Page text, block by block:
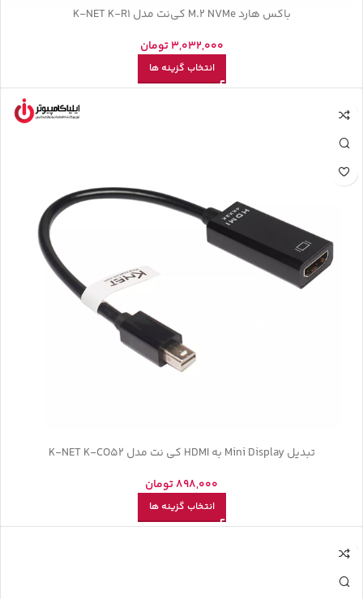
باکس هارد M.2 NVMe کی‌نت مدل K-NET K-R1
3,032,000 تومان
انتخاب گزینه ها
تبدیل Mini Display به HDMI کی نت مدل K-NET K-CO52
898,000تومان
انتخاب گزینه ها